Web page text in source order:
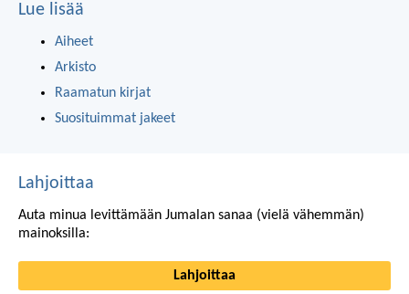
Lue lisää
Aiheet
Arkisto
Raamatun kirjat
Suosituimmat jakeet
Lahjoittaa
Auta minua levittämään Jumalan sanaa (vielä vähemmän)
mainoksilla:
Lahjoittaa